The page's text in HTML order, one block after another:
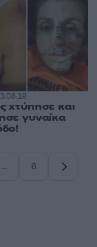
χτύπησε και
γυναίκα
…
6